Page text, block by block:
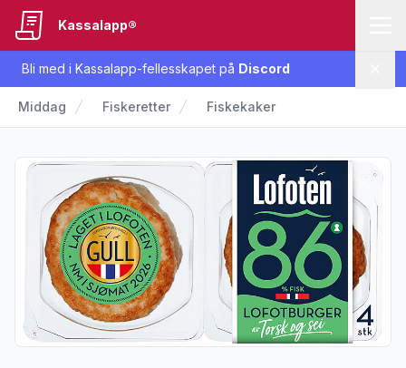
Bli med i Kassalapp-fellesskapet på Discord
Kassalapp®
Middag Fiskeretter Fiskekaker